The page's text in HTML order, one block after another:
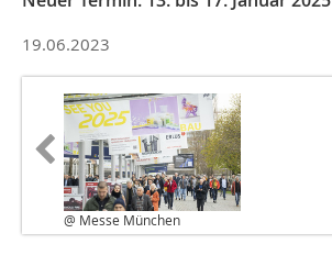
19.06.2023
@ Messe München